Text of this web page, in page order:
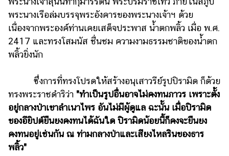
พระนางเรือล่มบรรจุพระอังคารของพระนางเจ้าฯ ด้วย
เนื่องจากพระองค์ท่านเคยเสด็จประพาส น้ำตกพลิ้ว เมื่อ พ.ศ.
2417 และทรงโสมนัส ชื่นชม ความงามธรรมชาติของน้ำตก
พลิ้วยิ่งนัก
ซึ่งการที่ทรงโปรดให้สร้างอนุเสาวรีย์รูปปิรามิด ก็ด้วย
ทรงพระราชดำริว่า "ทำเป็นรูปอื่นอาจไม่คงทนภาวร เพราะตั้ง
อยู่กลางป่าเขาลำเนาไพร อันไม่มีผู้ดูแล ฉะนั้น เมื่อปิรามิด
ของอียิปต์ยืนยงคงทนได้ฉันใด ปิรามิดน้อยนี้ก็คงจะยืนยง
คงทนอยู่เช่นกัน ณ ท่ามกลางป่าและเสียงไหลรินของธาร
พลิ้ว"